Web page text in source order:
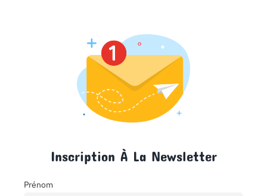
Inscription À La Newsletter
Prénom